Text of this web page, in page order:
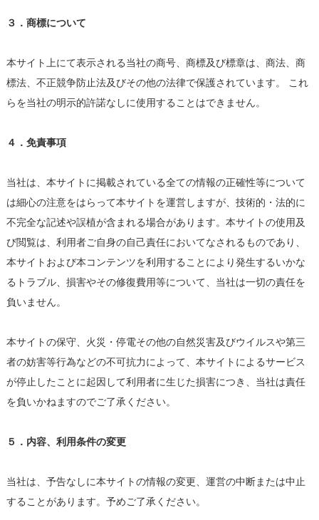
３．商標について
本サイト上にて表示される当社の商号、商標及び標章は、商法、商
標法、不正競争防止法及びその他の法律で保護されています。 これ
らを当社の明示的許諾なしに使用することはできません。
４．免責事項
当社は、本サイトに掲載されている全ての情報の正確性等について
は細心の注意をはらって本サイトを運営しますが、技術的・法的に
不完全な記述や誤植が含まれる場合があります。本サイトの使用及
び閲覧は、利用者ご自身の自己責任においてなされるものであり、
本サイトおよび本コンテンツを利用することにより発生するいかな
るトラブル、損害やその修復費用等について、当社は一切の責任を
負いません。
本サイトの保守、火災・停電その他の自然災害及びウイルスや第三
者の妨害等行為などの不可抗力によって、本サイトによるサービス
が停止したことに起因して利用者に生じた損害につき、当社は責任
を負いかねますのでご了承ください。
５．内容、利用条件の変更
当社は、予告なしに本サイトの情報の変更、運営の中断または中止
することがあります。予めご了承ください。